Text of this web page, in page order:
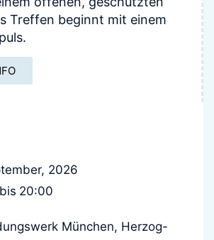
Treffen beginnt mit einem
2026
20:00
München, Herzog-